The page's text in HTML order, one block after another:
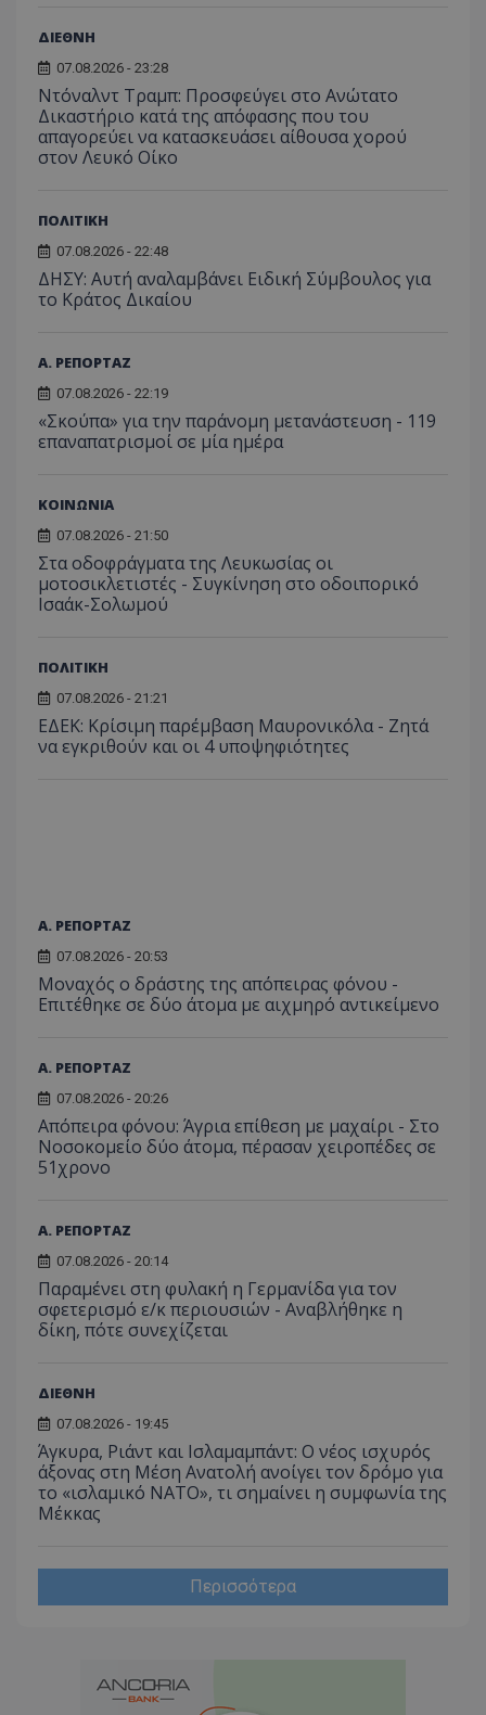
ΔΙΕΘΝΗ
07.08.2026 - 23:28
Ντόναλντ Τραμπ: Προσφεύγει στο Ανώτατο
Δικαστήριο κατά της απόφασης που του
απαγορεύει να κατασκευάσει αίθουσα χορού
στον Λευκό Οίκο
ΠΟΛΙΤΙΚΗ
07.08.2026 - 22:48
ΔΗΣΥ: Αυτή αναλαμβάνει Ειδική Σύμβουλος για
το Κράτος Δικαίου
Α. ΡΕΠΟΡΤΑΖ
07.08.2026 - 22:19
«Σκούπα» για την παράνομη μετανάστευση - 119
επαναπατρισμοί σε μία ημέρα
ΚΟΙΝΩΝΙΑ
07.08.2026 - 21:50
Στα οδοφράγματα της Λευκωσίας οι
μοτοσικλετιστές - Συγκίνηση στο οδοιπορικό
Ισαάκ-Σολωμού
ΠΟΛΙΤΙΚΗ
07.08.2026 - 21:21
ΕΔΕΚ: Κρίσιμη παρέμβαση Μαυρονικόλα - Ζητά
να εγκριθούν και οι 4 υποψηφιότητες
Α. ΡΕΠΟΡΤΑΖ
07.08.2026 - 20:53
Μοναχός ο δράστης της απόπειρας φόνου -
Επιτέθηκε σε δύο άτομα με αιχμηρό αντικείμενο
Α. ΡΕΠΟΡΤΑΖ
07.08.2026 - 20:26
Απόπειρα φόνου: Άγρια επίθεση με μαχαίρι - Στο
Νοσοκομείο δύο άτομα, πέρασαν χειροπέδες σε
51χρονο
Α. ΡΕΠΟΡΤΑΖ
07.08.2026 - 20:14
Παραμένει στη φυλακή η Γερμανίδα για τον
σφετερισμό ε/κ περιουσιών - Αναβλήθηκε η
δίκη, πότε συνεχίζεται
ΔΙΕΘΝΗ
07.08.2026 - 19:45
Άγκυρα, Ριάντ και Ισλαμαμπάντ: Ο νέος ισχυρός
άξονας στη Μέση Ανατολή ανοίγει τον δρόμο για
το «ισλαμικό ΝΑΤΟ», τι σημαίνει η συμφωνία της
Μέκκας
Περισσότερα